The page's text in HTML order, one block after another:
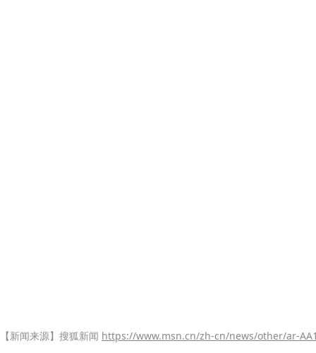
【新闻来源】搜狐新闻 https://www.msn.cn/zh-cn/news/other/ar-